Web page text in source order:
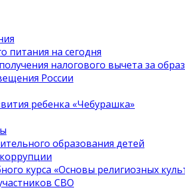
питания на сегодня
налогового вычета за
России
ребенка «Чебурашка»
образования детей
курса «Основы религиозных
СВО